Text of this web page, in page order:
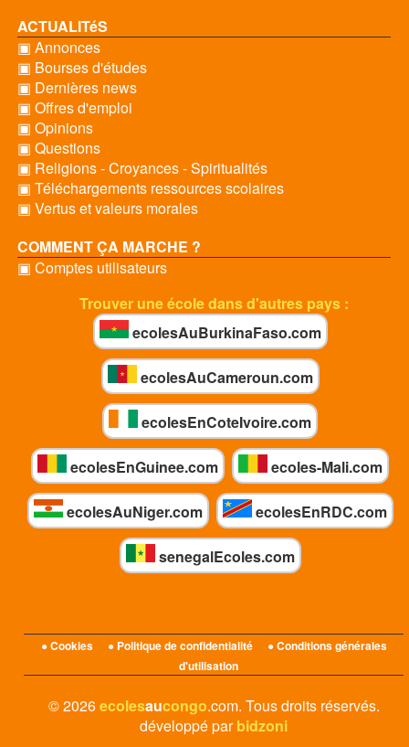
ACTUALITéS
▣ Annonces
▣ Bourses d'études
▣ Dernières news
▣ Offres d'emploi
▣ Opinions
▣ Questions
▣ Religions - Croyances - Spiritualités
▣ Téléchargements ressources scolaires
▣ Vertus et valeurs morales
COMMENT ÇA MARCHE ?
▣ Comptes utilisateurs
Trouver une école dans d'autres pays :
ecolesAuBurkinaFaso.com
ecolesAuCameroun.com
ecolesEnCoteIvoire.com
ecolesEnGuinee.com ecoles-Mali.com
ecolesAuNiger.com ecolesEnRDC.com
senegalEcoles.com
● Cookies ● Politique de confidentialité
● Conditions générales
d'utilisation
© 2026ecolesaucongo.com. Tous droits réservés.
développé parbidzoni